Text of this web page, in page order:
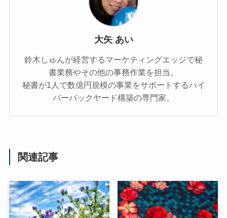
大矢 あい
鈴木しゅんが経営するマーケティングエッジで秘
書業務やその他の事務作業を担当。
秘書が1人で数億円規模の事業をサポートするハイ
パーバックヤード構築の専門家。
関連記事